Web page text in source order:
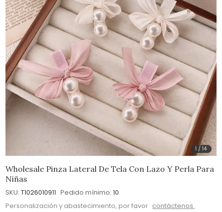
1 /14
Wholesale Pinza Lateral De Tela Con Lazo Y Perla Para
Niñas
SKU: T1026010911 Pedido mínimo: 10
Personalización y abastecimiento, por favor contáctenos.